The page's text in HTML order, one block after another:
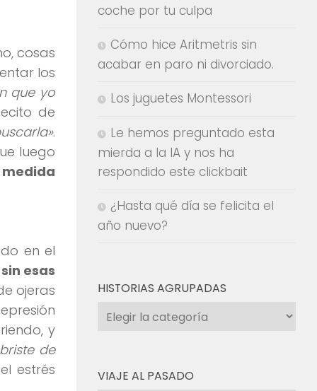
cosas
los
que yo
de
.
luego
medida
en el
sin esas
ojeras
y
de
estrés
coche por tu culpa
Cómo hice Aritmetris sin
acabar en paro ni divorciado.
Los juguetes Montessori
Le hemos preguntado esta
mierda a la IA y nos ha
respondido este clickbait
¿Hasta qué día se felicita el
año nuevo?
HISTORIAS AGRUPADAS
Historias
agrupadas
VIAJE AL PASADO